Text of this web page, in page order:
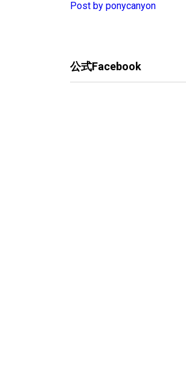
Post by ponycanyon
公式Facebook